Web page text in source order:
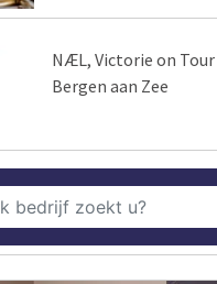
NÆL, Victorie on
Bergen aan Zee